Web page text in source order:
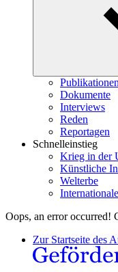
Dokumente
Interviews
Reden
Reportagen
Schnelleinstieg
Krieg in der
Künstliche
Welterbe
Oops, an error occurred!
Zur Startseite des